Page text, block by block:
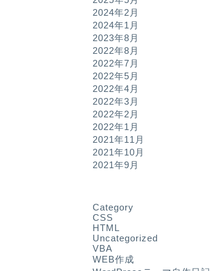
2024年2月
2024年1月
2023年8月
2022年8月
2022年7月
2022年5月
2022年4月
2022年3月
2022年2月
2022年1月
2021年11月
2021年10月
2021年9月
Category
CSS
HTML
Uncategorized
VBA
WEB作成